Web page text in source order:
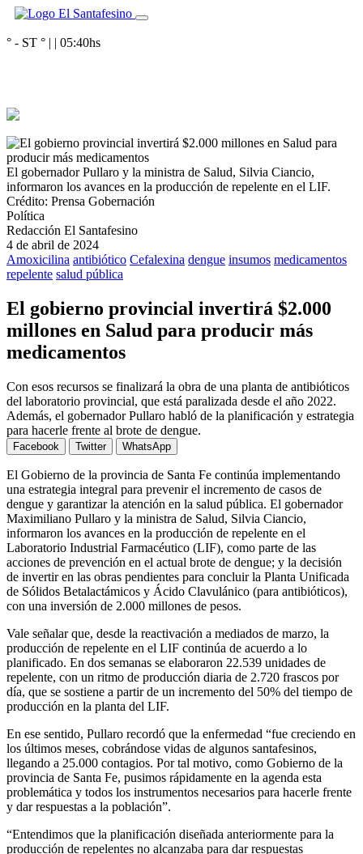
° - ST ° | | 05:40hs
El gobernador Pullaro y la ministra de Salud, Silvia Ciancio,
informaron los avances en la producción de repelente en el LIF.
Crédito: Prensa Gobernación
Política
Redacción El Santafesino
4 de abril de 2024
Amoxicilina antibiótico Cefalexina dengue insumos medicamentos
repelente salud pública
El gobierno provincial invertirá $2.000
millones en Salud para producir más
medicamentos
Con esos recursos se finalizará la obra de una planta de antibióticos
del laboratorio provincial, que está paralizada desde el año 2022.
Además, el gobernador Pullaro habló de la planificación y estrategia
para hacerle frente al brote de dengue.
Facebook Twitter WhatsApp
El Gobierno de la provincia de Santa Fe continúa implementando
una estrategia integral para prevenir el incremento de casos de
dengue y garantizar la atención en la salud pública. El gobernador
Maximiliano Pullaro y la ministra de Salud, Silvia Ciancio,
informaron los avances en la producción de repelente en el
Laboratorio Industrial Farmacéutico (LIF), como parte de las
acciones de prevención en el actual brote de dengue; y la decisión
de invertir en las obras pendientes para concluir la Planta Unificada
de Sólidos Betalactámicos y Ácido Clavulánico (para antibióticos),
con una inversión de 2.000 millones de pesos.
Vale señalar que, desde la reactivación a mediados de marzo, la
producción de repelente en el LIF continúa de acuerdo a lo
planificado. En dos semanas se elaboraron 22.539 unidades de
repelente, con un ritmo de producción diaria de 2.720 frascos por
día, que se sostiene a partir de un incremento del 50% del tiempo de
producción en la planta del LIF.
En ese sentido, Pullaro recordó que la enfermedad “fue creciendo en
los últimos meses, cobrándose vidas de algunos santafesinos,
llegando a 25.000 contagios. Por tal motivo, como Gobierno de la
provincia de Santa Fe, pusimos rápidamente en la agenda esta
problemática y todos los instrumentos necesarios para hacerle frente
y dar respuestas a la población”.
“Entendimos que la planificación diseñada anteriormente para la
producción de repelentes no alcanzaba para dar respuestas